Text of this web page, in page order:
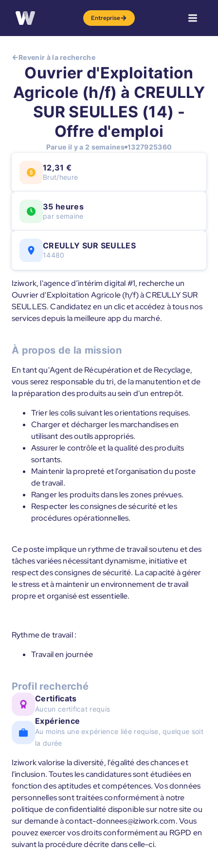
Entreprise
Revenir à la recherche
Ouvrier d'Exploitation
Agricole (h/f) à CREULLY
SUR SEULLES (14) -
Offre d'emploi
Parue il y a 2 semaines 1327925360
12,31 €
Brut/heure
35 heures
par semaine
CREULLY SUR SEULLES
14480
Iziwork, l'agence d’intérim digital #1, recherche un
Ouvrier d'Exploitation Agricole (h/f) à CREULLY SUR
SEULLES. Candidatez en un clic et accédez à tous nos
services depuis la meilleure app du marché.
À propos de la mission
En tant qu'Agent de Récupération et de Recyclage,
vous serez responsable du tri, de la manutention et de
la préparation des produits au sein d'un entrepôt.
Trier les colis suivant les orientations requises.
Charger et décharger les marchandises en
utilisant des outils appropriés.
Assurer le contrôle et la qualité des produits
sortants.
Maintenir la propreté et l'organisation du poste
de travail.
Ranger les produits dans les zones prévues.
Respecter les consignes de sécurité et les
procédures opérationnelles.
Ce poste implique un rythme de travail soutenu et des
tâches variées nécessitant dynamisme, initiative et
respect des consignes de sécurité. La capacité à gérer
le stress et à maintenir un environnement de travail
propre et organisé est essentielle.
Rythme de travail :
Travail en journée
Profil recherché
Certificats
Aucun certificat requis
Expérience
Au moins une expérience liée requise, quelque soit
la durée
Iziwork valorise la diversité, l'égalité des chances et
l'inclusion. Toutes les candidatures sont étudiées en
fonction des aptitudes et compétences. Vos données
personnelles sont traitées conformément à notre
politique de confidentialité disponible sur notre site ou
sur demande à contact-donnees@iziwork.com. Vous
pouvez exercer vos droits conformément au RGPD en
suivant la procédure décrite dans celle-ci.